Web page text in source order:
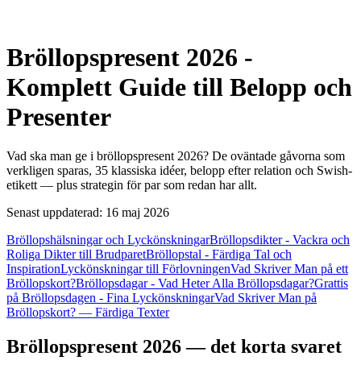
Bröllopspresent 2026 -
Komplett Guide till Belopp och
Presenter
Vad ska man ge i bröllopspresent 2026? De oväntade gåvorna som
verkligen sparas, 35 klassiska idéer, belopp efter relation och Swish-
etikett — plus strategin för par som redan har allt.
Senast uppdaterad: 16 maj 2026
Bröllopshälsningar och LyckönskningarBröllopsdikter - Vackra och
Roliga Dikter till BrudparetBröllopstal - Färdiga Tal och
InspirationLyckönskningar till FörlovningenVad Skriver Man på ett
Bröllopskort?Bröllopsdagar - Vad Heter Alla Bröllopsdagar?Grattis
på Bröllopsdagen - Fina LyckönskningarVad Skriver Man på
Bröllopskort? — Färdiga Texter
Bröllopspresent 2026 — det korta svaret